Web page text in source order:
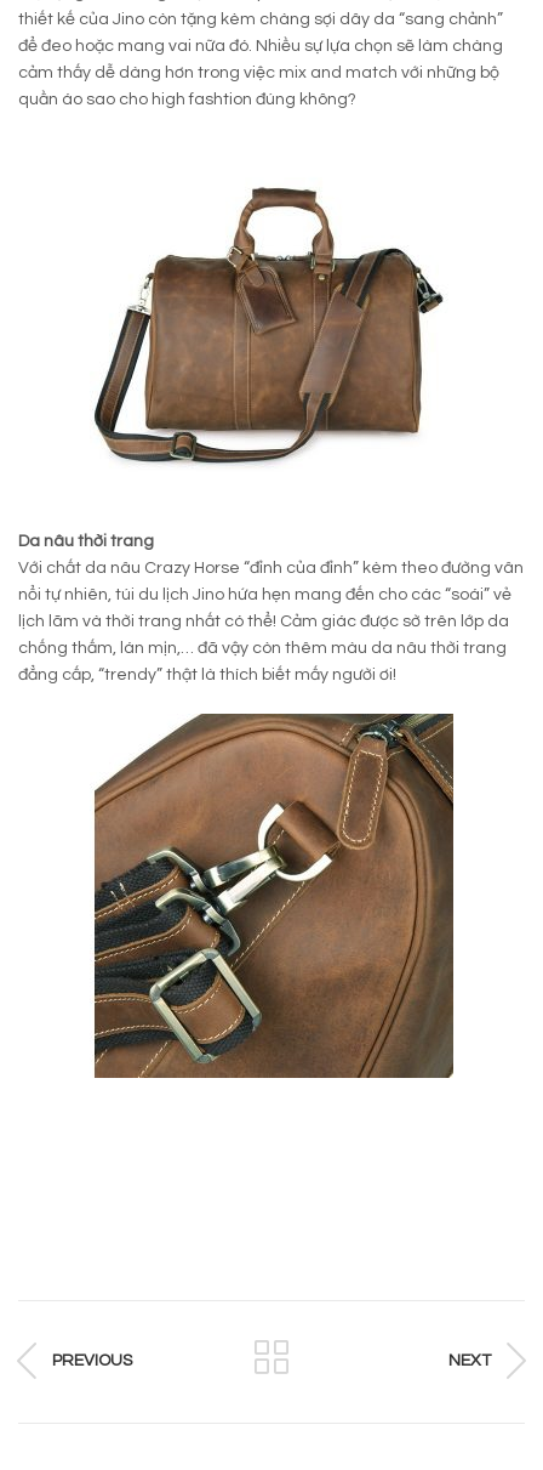
thiết kế của Jino còn tặng kèm chàng sợi dây da “sang chảnh”
để đeo hoặc mang vai nữa đó. Nhiều sự lựa chọn sẽ làm chàng
cảm thấy dễ dàng hơn trong việc mix and match với những bộ
quần áo sao cho high fashtion đúng không?
Da nâu thời trang
Với chất da nâu Crazy Horse “đỉnh của đỉnh” kèm theo đường vân
nổi tự nhiên, túi du lịch Jino hứa hẹn mang đến cho các “soái” vẻ
lịch lãm và thời trang nhất có thể! Cảm giác được sờ trên lớp da
chống thấm, lán mịn,… đã vậy còn thêm màu da nâu thời trang
đẳng cấp, “trendy” thật là thích biết mấy người ơi!
PREVIOUS NEXT